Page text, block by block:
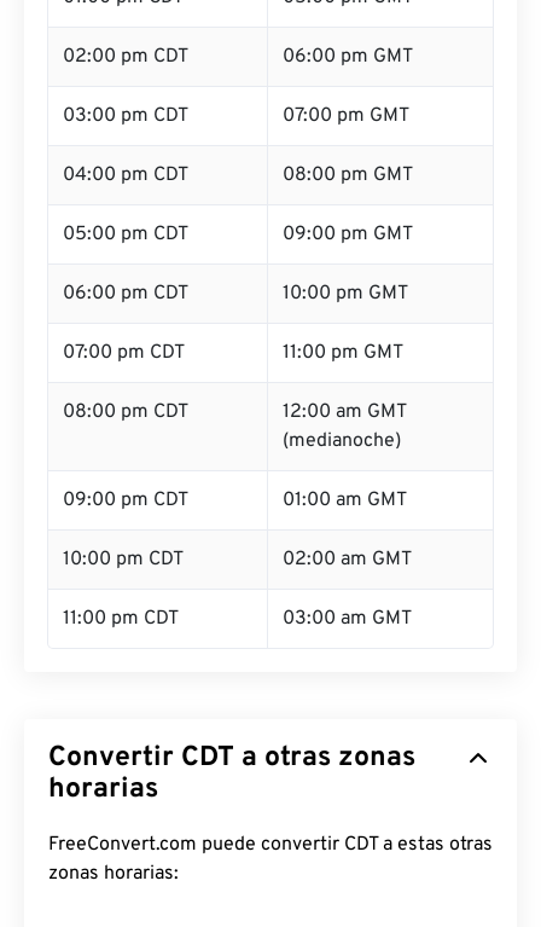
02:00 pm CDT 06:00 pm GMT
03:00 pm CDT 07:00 pm GMT
04:00 pm CDT 08:00 pm GMT
05:00 pm CDT 09:00 pm GMT
06:00 pm CDT 10:00 pm GMT
07:00 pm CDT 11:00 pm GMT
08:00 pm CDT
12:00 am GMT
(medianoche)
09:00 pm CDT 01:00 am GMT
10:00 pm CDT 02:00 am GMT
11:00 pm CDT 03:00 am GMT
Convertir CDT a otras zonas
horarias
FreeConvert.com puede convertir CDT a estas otras
zonas horarias: